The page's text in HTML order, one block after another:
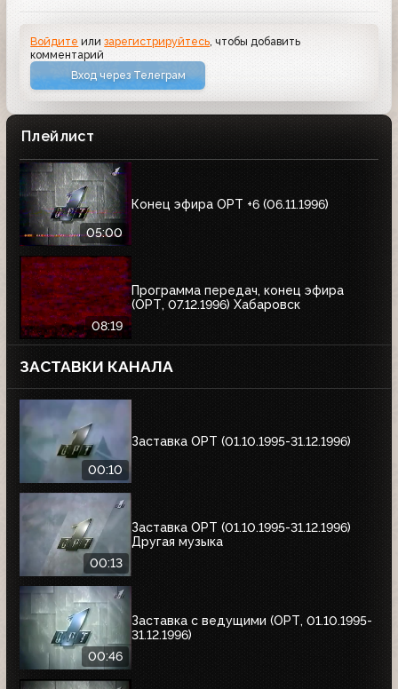
Войдите илизарегистрируйтесь, чтобы добавить
комментарий
Вход через Телеграм
Плейлист
05:00
Конец эфира ОРТ +6 (06.11.1996)
08:19
Программа передач, конец эфира
(ОРТ, 07.12.1996) Хабаровск
ЗАСТАВКИ КАНАЛА
00:10
Заставка ОРТ (01.10.1995-31.12.1996)
00:13
Заставка ОРТ (01.10.1995-31.12.1996)
Другая музыка
00:46
Заставка с ведущими (ОРТ, 01.10.1995-
31.12.1996)